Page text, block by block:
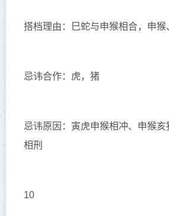
搭档理由：巳蛇与申猴相合，申
忌讳合作：虎，猪
忌讳原因：寅虎申猴相冲、申猴
相刑
10